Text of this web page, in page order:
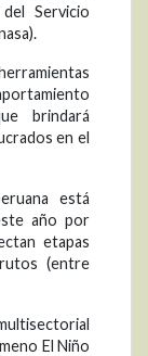
Servicio
brindará
en el
está
año por
etapas
(entre
El Niño